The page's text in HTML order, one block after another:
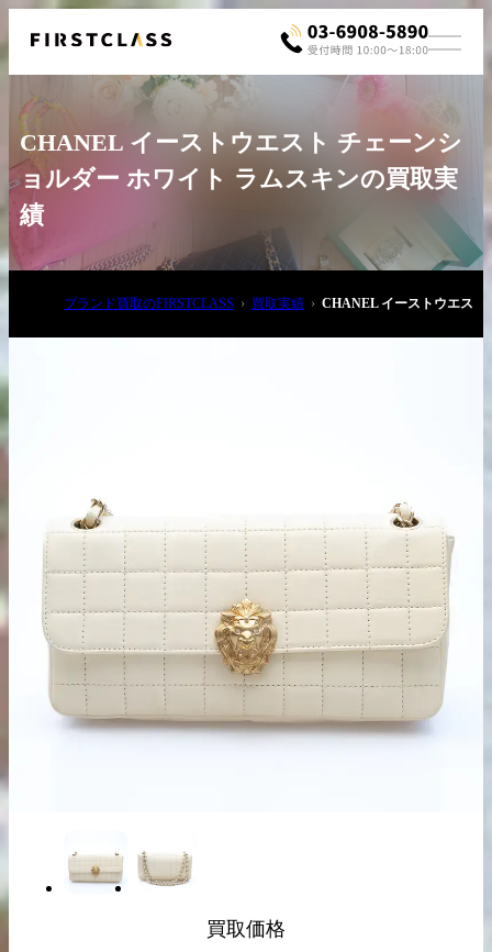
03-6908-5890
出張買取の
お申込み
宅配買取の
お申込み
CHANEL イーストウエスト チェーンシ
ョルダー ホワイト ラムスキンの買取実
績
ブランド買取のFIRSTCLASS 買取実績 CHANEL イーストウエスト
買取価格